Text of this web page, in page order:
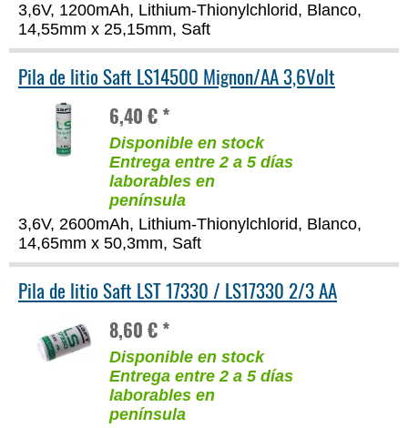
3,6V, 1200mAh, Lithium-Thionylchlorid, Blanco,
14,55mm x 25,15mm, Saft
Pila de litio Saft LS14500 Mignon/AA 3,6Volt
6,40 € *
Disponible en stock
Entrega entre 2 a 5 días
laborables en
península
3,6V, 2600mAh, Lithium-Thionylchlorid, Blanco,
14,65mm x 50,3mm, Saft
Pila de litio Saft LST 17330 / LS17330 2/3 AA
8,60 € *
Disponible en stock
Entrega entre 2 a 5 días
laborables en
península